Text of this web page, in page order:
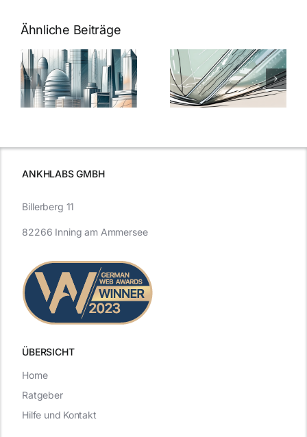
Ähnliche Beiträge
5 Gründe,
warum
Nanoversiegelung
auf Glas
7
Expertentipps
für maximale
ANKHLABS GMBH
ÜBERSICHT
Billerberg 11
82266 Inning am Ammersee
Home
Ratgeber
Hilfe und Kontakt